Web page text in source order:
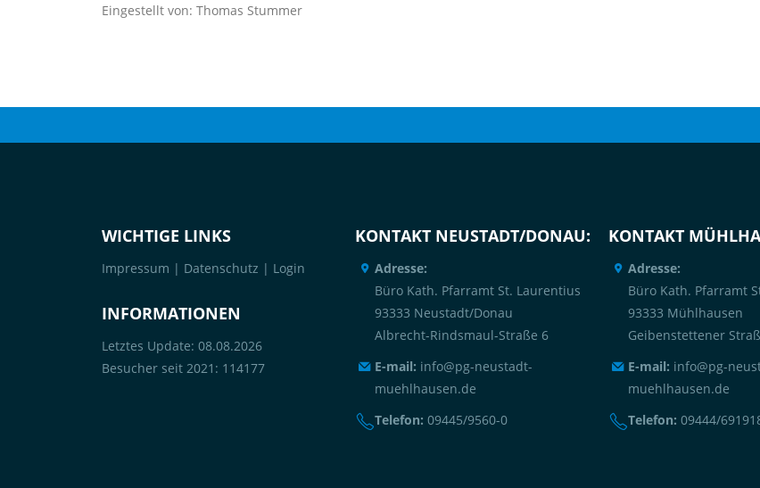
Eingestellt von: Thomas Stummer
WICHTIGE LINKS
Impressum | Datenschutz | Login
INFORMATIONEN
Letztes Update: 08.08.2026
Besucher seit 2021: 114177
KONTAKT NEUSTADT/DONAU:
Adresse:
Büro Kath. Pfarramt St. Laurentius
93333 Neustadt/Donau
Albrecht-Rindsmaul-Straße 6
E-mail: info@pg-neustadt-
muehlhausen.de
Telefon: 09445/9560-0
KONTAKT
Adresse:
Büro Kath. Pfarramt
93333 Mühlhausen
Geibenstettener
E-mail: info@pg-
muehlhausen.de
Telefon: 09444/